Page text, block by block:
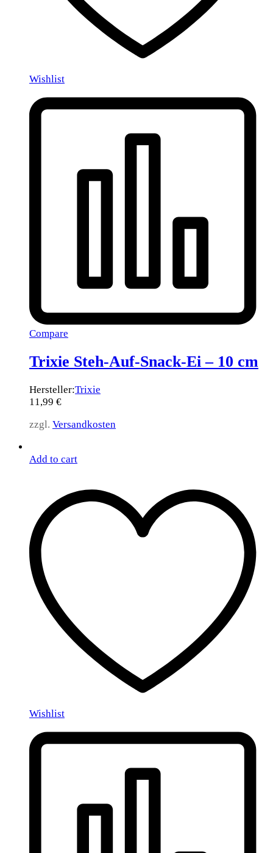
Wishlist
Compare
Trixie Steh-Auf-Snack-Ei – 10 cm
Hersteller:Trixie
11,99 €
zzgl. Versandkosten
Add to cart
Wishlist